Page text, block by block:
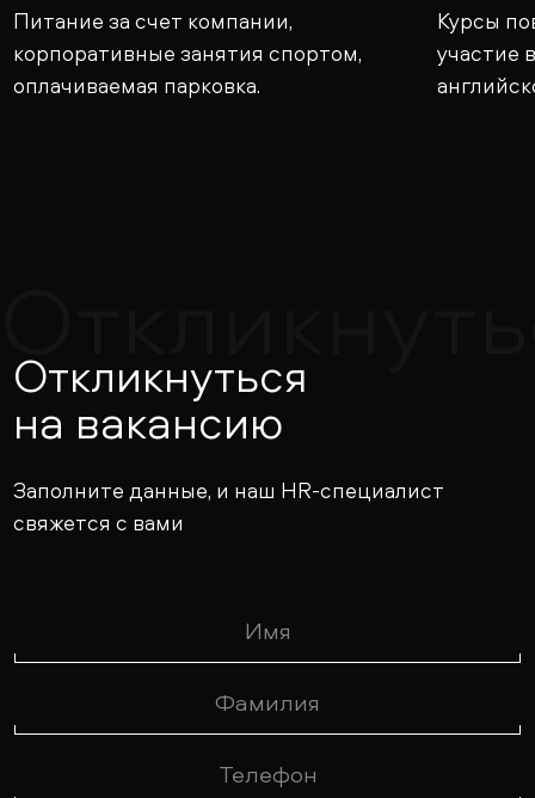
Питание за счет компании,
корпоративные занятия спортом,
оплачиваемая парковка.
Курсы
участие
Откликнуться
на вакансию
Заполните данные, и наш HR-специалист
свяжется с вами